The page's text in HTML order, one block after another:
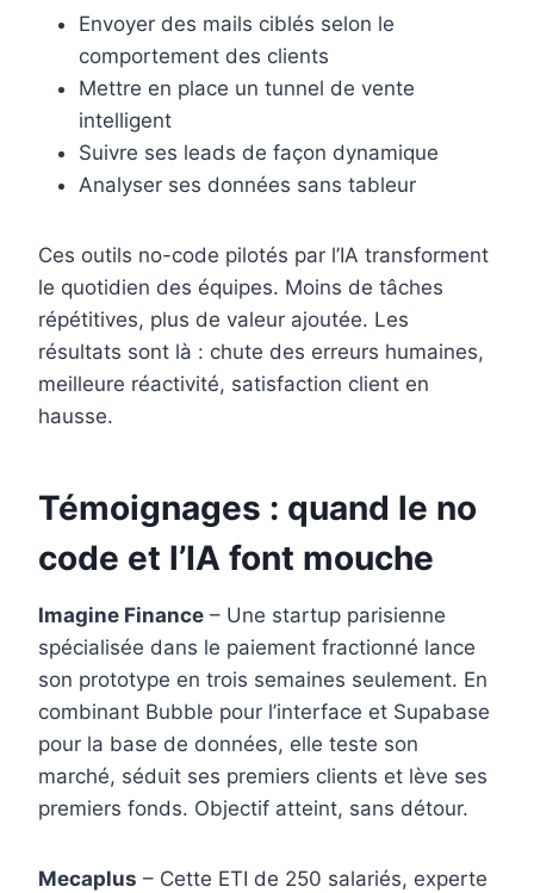
Envoyer des mails ciblés selon le
comportement des clients
Mettre en place un tunnel de vente
intelligent
Suivre ses leads de façon dynamique
Analyser ses données sans tableur
Ces outils no-code pilotés par l’IA transforment
le quotidien des équipes. Moins de tâches
répétitives, plus de valeur ajoutée. Les
résultats sont là : chute des erreurs humaines,
meilleure réactivité, satisfaction client en
hausse.
Témoignages : quand le no
code et l’IA font mouche
Imagine Finance – Une startup parisienne
spécialisée dans le paiement fractionné lance
son prototype en trois semaines seulement. En
combinant Bubble pour l’interface et Supabase
pour la base de données, elle teste son
marché, séduit ses premiers clients et lève ses
premiers fonds. Objectif atteint, sans détour.
Mecaplus – Cette ETI de 250 salariés, experte